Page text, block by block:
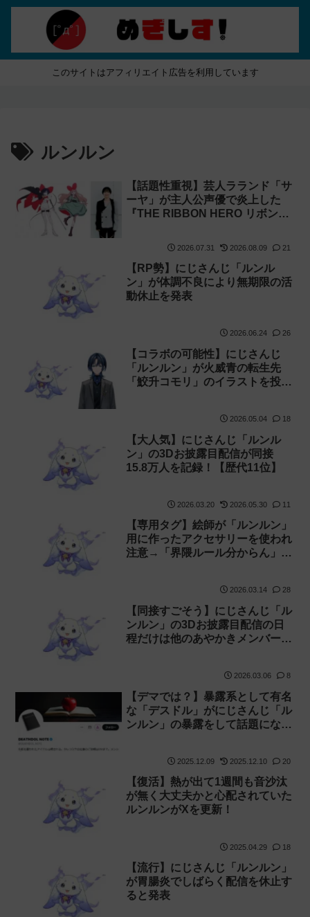
このサイトはアフィリエイト広告を利用しています
ルンルン
【話題性重視】芸人ラランド「サ
ーヤ」が主人公声優で炎上した
『THE RIBBON HERO リボンヒ
ノ美兎」「ルンルン」「でびで
び・でびる」が出演！
2026.07.31 2026.08.09 21
【RP勢】にじさんじ「ルンル
ン」が体調不良により無期限の活
動休止を発表
2026.06.24 26
【コラボの可能性】にじさんじ
「ルンルン」が火威青の転生先
「鮫升コモリ」のイラストを投稿
2026.05.04 18
【大人気】にじさんじ「ルンル
ン」の3Dお披露目配信が同接
15.8万人を記録！【歴代11位】
2026.03.20 2026.05.30 11
【専用タグ】絵師が「ルンルン」
用に作ったアクセサリーを使われ
注意→「界隈ルール分からん」と
2026.03.14 28
【同接すごそう】にじさんじ「ル
ンルン」の3Dお披露目配信の日
程だけは他のあやかきメンバーと
2026.03.06 8
【デマでは？】暴露系として有名
な「デスドル」がにじさんじ「ル
ンルン」の暴露をして話題になる
2025.12.09 2025.12.10 20
【復活】熱が出て1週間も音沙汰
が無く大丈夫かと心配されていた
ルンルンがXを更新！
2025.04.29 18
【流行】にじさんじ「ルンルン」
が胃腸炎でしばらく配信を休止す
ると発表